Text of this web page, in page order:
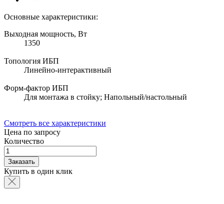
Основные характеристики:
Выходная мощность, Вт
1350
Топология ИБП
Линейно-интерактивный
Форм-фактор ИБП
Для монтажа в стойку; Напольный/настольный
Смотреть все характеристики
Цена по запросу
Количество
Заказать
Купить в один клик